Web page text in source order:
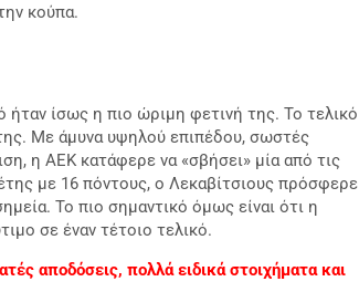
κούπα.
ήταν ίσως η πιο ώριμη φετινή της. Το τελικό
Με άμυνα υψηλού επιπέδου, σωστές
η ΑΕΚ κατάφερε να «σβήσει» μία από τις
με 16 πόντους, ο Λεκαβίτσιους πρόσφερε
Το πιο σημαντικό όμως είναι ότι η
σε έναν τέτοιο τελικό.
αποδόσεις, πολλά ειδικά στοιχήματα και